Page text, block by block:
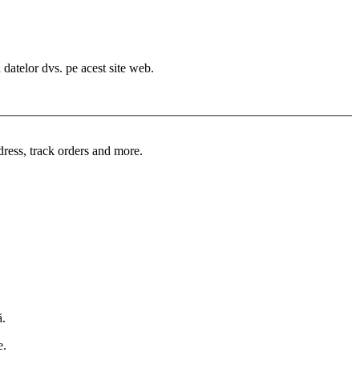
dvs. pe acest site web.
track orders and more.